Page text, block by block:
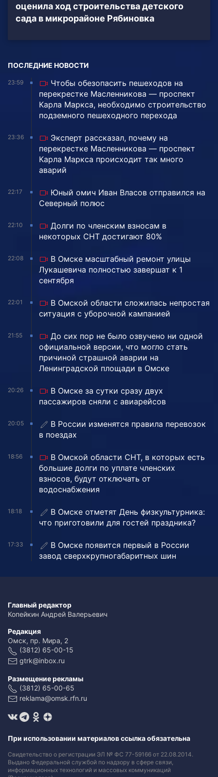
оценила ход строительства детского
сада в микрорайоне Рябиновка
ПОСЛЕДНИЕ НОВОСТИ
23:59
Чтобы обезопасить пешеходов на
перекрестке Масленникова — проспект
Карла Маркса, необходимо строительство
подземного пешеходного перехода
23:36
Эксперт рассказал, почему на
перекрестке Масленникова — проспект
Карла Маркса происходит так много
аварий
22:17
Юный омич Иван Власов отправился на
Северный полюс
22:10
Долги по членским взносам в
некоторых СНТ достигают 80%
22:08
В Омске масштабный ремонт улицы
Лукашевича полностью завершат к 1
сентября
22:01
В Омской области сложилась непростая
ситуация с уборочной кампанией
21:55
До сих пор не было озвучено ни одной
официальной версии, что могло стать
причиной страшной аварии на
Ленинградской площади в Омске
20:26
В Омске за сутки сразу двух
пассажиров сняли с авиарейсов
20:05
В России изменятся правила перевозок
в поездах
18:56
В Омской области СНТ, в которых есть
большие долги по уплате членских
взносов, будут отключать от
водоснабжения
18:18
В Омске отметят День физкультурника:
что приготовили для гостей праздника?
17:33
В Омске появится первый в России
завод сверхкрупногабаритных шин
Главный редактор
Копейкин Андрей Валерьевич
Редакция
Омск, пр. Мира, 2
(3812) 65-00-15
gtrk@inbox.ru
Размещение рекламы
(3812) 65-00-65
reklama@omsk.rfn.ru
При использовании материалов ссылка обязательна
Свидетельство о регистрации ЭЛ № ФС 77-59166 от 22.08.2014.
Выдано Федеральной службой по надзору в сфере связи,
информационных технологий и массовых коммуникаций